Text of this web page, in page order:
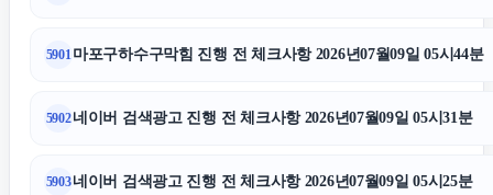
상간녀위자료
대전이혼전문변호사
5901 마포구하수구막힘 진행 전 체크사항 2026년07월09일 05시44분
5902네이버 검색광고 진행 전 체크사항 2026년07월09일 05시31분
5903네이버 검색광고 진행 전 체크사항 2026년07월09일 05시25분